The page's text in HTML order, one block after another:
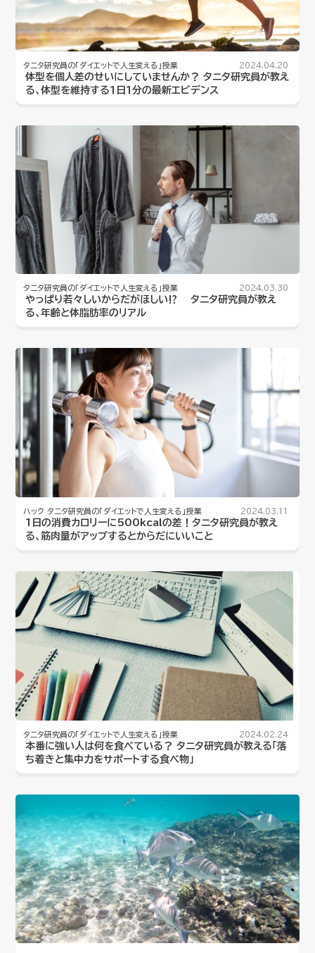
タニタ研究員の「ダイエットで人生変える」授業 2024.04.20
体型を個人差のせいにしていませんか？ タニタ研究員が教え
る、体型を維持する１日１分の最新エビデンス
タニタ研究員の「ダイエットで人生変える」授業 2024.03.30
やっぱり若々しいからだがほしい⁉︎ タニタ研究員が教え
る、年齢と体脂肪率のリアル
ハック タニタ研究員の「ダイエットで人生変える」授業 2024.03.11
1日の消費カロリーに500kcalの差！タニタ研究員が教え
る、筋肉量がアップするとからだにいいこと
タニタ研究員の「ダイエットで人生変える」授業 2024.02.24
本番に強い人は何を食べている？ タニタ研究員が教える「落
ち着きと集中力をサポートする食べ物」